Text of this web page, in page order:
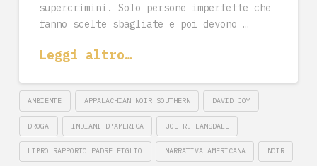
supercrimini. Solo persone imperfette che
fanno scelte sbagliate e poi devono …
Leggi altro…
AMBIENTE APPALACHIAN NOIR SOUTHERN DAVID JOY
DROGA INDIANI D'AMERICA JOE R. LANSDALE
LIBRO RAPPORTO PADRE FIGLIO NARRATIVA AMERICANA NOIR